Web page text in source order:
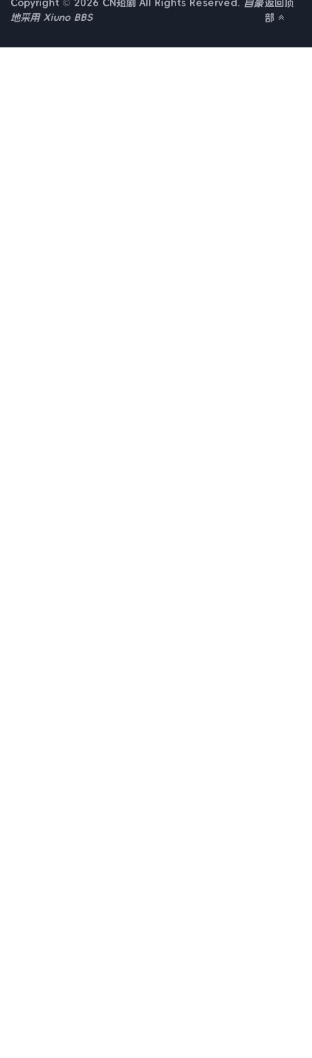
Copyright © 2026 CN短剧 All Rights Reserved. 自豪
地采用 Xiuno BBS
返回顶
部